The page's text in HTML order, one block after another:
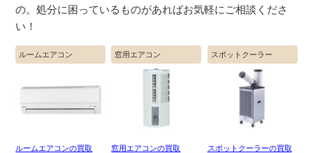
の。処分に困っているものがあればお気軽にご相談くださ
い！
ルームエアコン
ルームエアコンの買取
窓用エアコン
窓用エアコンの買取
スポットクーラー
スポットクーラーの買取